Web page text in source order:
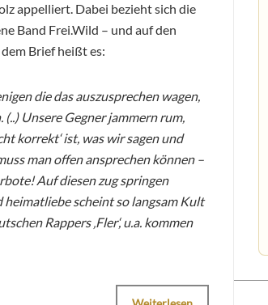
appelliert. Dabei bezieht sich die
Band Frei.Wild – und auf den
Brief heißt es:
die das auszusprechen wagen,
(..) Unsere Gegner jammern rum,
korrekt‘ ist, was wir sagen und
man offen ansprechen können –
Auf diesen zug springen
heimatliebe scheint so langsam Kult
Rappers ‚Fler‘, u.a. kommen